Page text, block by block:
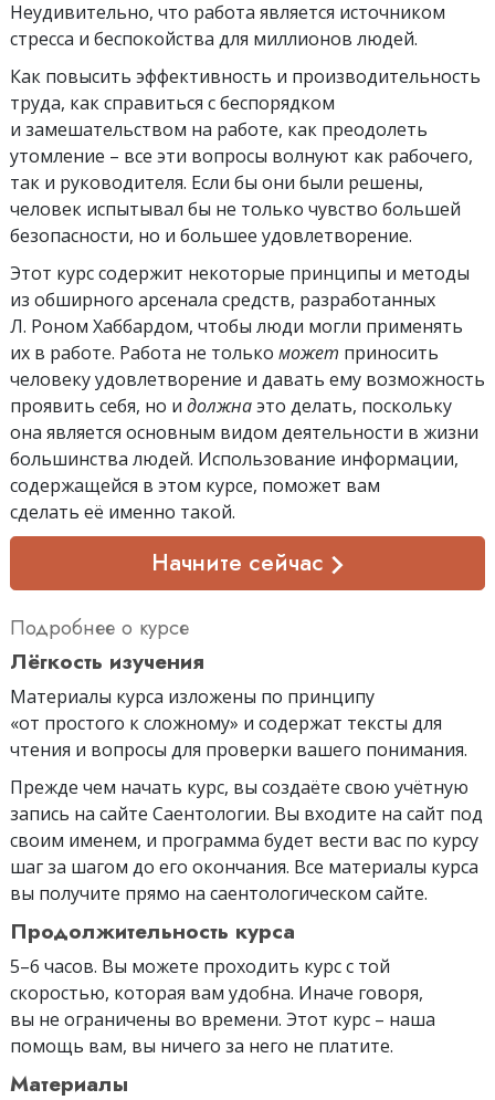
Неудивительно, что работа является источником
стресса и беспокойства для миллионов людей.
Как повысить эффективность и производительность
труда, как справиться с беспорядком
и замешательством на работе, как преодолеть
утомление – все эти вопросы волнуют как рабочего,
так и руководителя. Если бы они были решены,
человек испытывал бы не только чувство большей
безопасности, но и большее удовлетворение.
Этот курс содержит некоторые принципы и методы
из обширного арсенала средств, разработанных
Л. Роном Хаббардом, чтобы люди могли применять
их в работе. Работа не только может приносить
человеку удовлетворение и давать ему возможность
проявить себя, но и должнаэто делать, поскольку
она является основным видом деятельности в жизни
большинства людей. Использование информации,
содержащейся в этом курсе, поможет вам
сделать её именно такой.
Начните сейчас
Подробнее о курсе
Лёгкость изучения
Материалы курса изложены по принципу
«от простого к сложному» и содержат тексты для
чтения и вопросы для проверки вашего понимания.
Прежде чем начать курс, вы создаёте свою учётную
запись на сайте Саентологии. Вы входите на сайт под
своим именем, и программа будет вести вас по курсу
шаг за шагом до его окончания. Все материалы курса
вы получите прямо на саентологическом сайте.
Продолжительность курса
5–6 часов. Вы можете проходить курс с той
скоростью, которая вам удобна. Иначе говоря,
вы не ограничены во времени. Этот курс – наша
помощь вам, вы ничего за него не платите.
Материалы